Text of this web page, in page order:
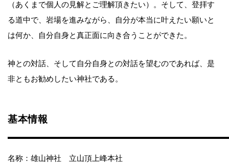
（あくまで個人の見解とご理解頂きたい）。そして、登拝す
る道中で、岩場を進みながら、自分が本当に叶えたい願いと
は何か、自分自身と真正面に向き合うことができた。
神との対話、そして自分自身との対話を望むのであれば、是
非ともお勧めしたい神社である。
基本情報
名称：雄山神社 立山頂上峰本社